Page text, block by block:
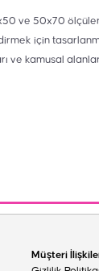
ve 50x70
için
ve kamusal
Müşteri